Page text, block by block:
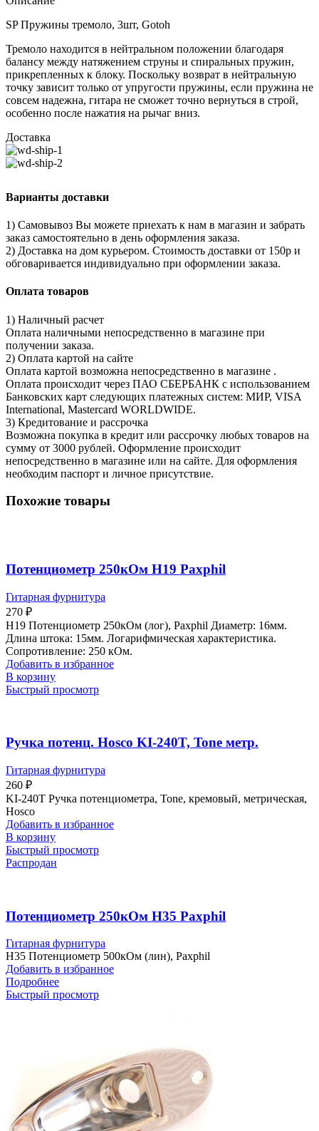
SP Пружины тремоло, 3шт, Gotoh
Тремоло находится в нейтральном положении благодаря
балансу между натяжением струны и спиральных пружин,
прикрепленных к блоку. Поскольку возврат в нейтральную
точку зависит только от упругости пружины, если пружина не
совсем надежна, гитара не сможет точно вернуться в строй,
особенно после нажатия на рычаг вниз.
Доставка
Варианты доставки
1) Самовывоз Вы можете приехать к нам в магазин и забрать
заказ самостоятельно в день оформления заказа.
2) Доставка на дом курьером. Стоимость доставки от 150р и
обговаривается индивидуально при оформлении заказа.
Оплата товаров
1) Наличный расчет
Оплата наличными непосредственно в магазине при
получении заказа.
2) Оплата картой на сайте
Оплата картой возможна непосредственно в магазине .
Оплата происходит через ПАО СБЕРБАНК с использованием
Банковских карт следующих платежных систем: МИР, VISA
International, Mastercard WORLDWIDE.
3) Кредитование и рассрочка
Возможна покупка в кредит или рассрочку любых товаров на
сумму от 3000 рублей. Оформление происходит
непосредственно в магазине или на сайте. Для оформления
необходим паспорт и личное присутствие.
Похожие товары
Потенциометр 250кОм H19 Paxphil
Гитарная фурнитура
270 ₽
H19 Потенциометр 250кОм (лог), Paxphil Диаметр: 16мм.
Длина штока: 15мм. Логарифмическая характеристика.
Сопротивление: 250 кОм.
Добавить в избранное
В корзину
Быстрый просмотр
Ручка потенц. Hosco KI-240T, Tone метр.
Гитарная фурнитура
260 ₽
KI-240T Ручка потенциометра, Tone, кремовый, метрическая,
Hosco
Добавить в избранное
В корзину
Быстрый просмотр
Распродан
Потенциометр 250кОм H35 Paxphil
Гитарная фурнитура
H35 Потенциометр 500кОм (лин), Paxphil
Добавить в избранное
Подробнее
Быстрый просмотр